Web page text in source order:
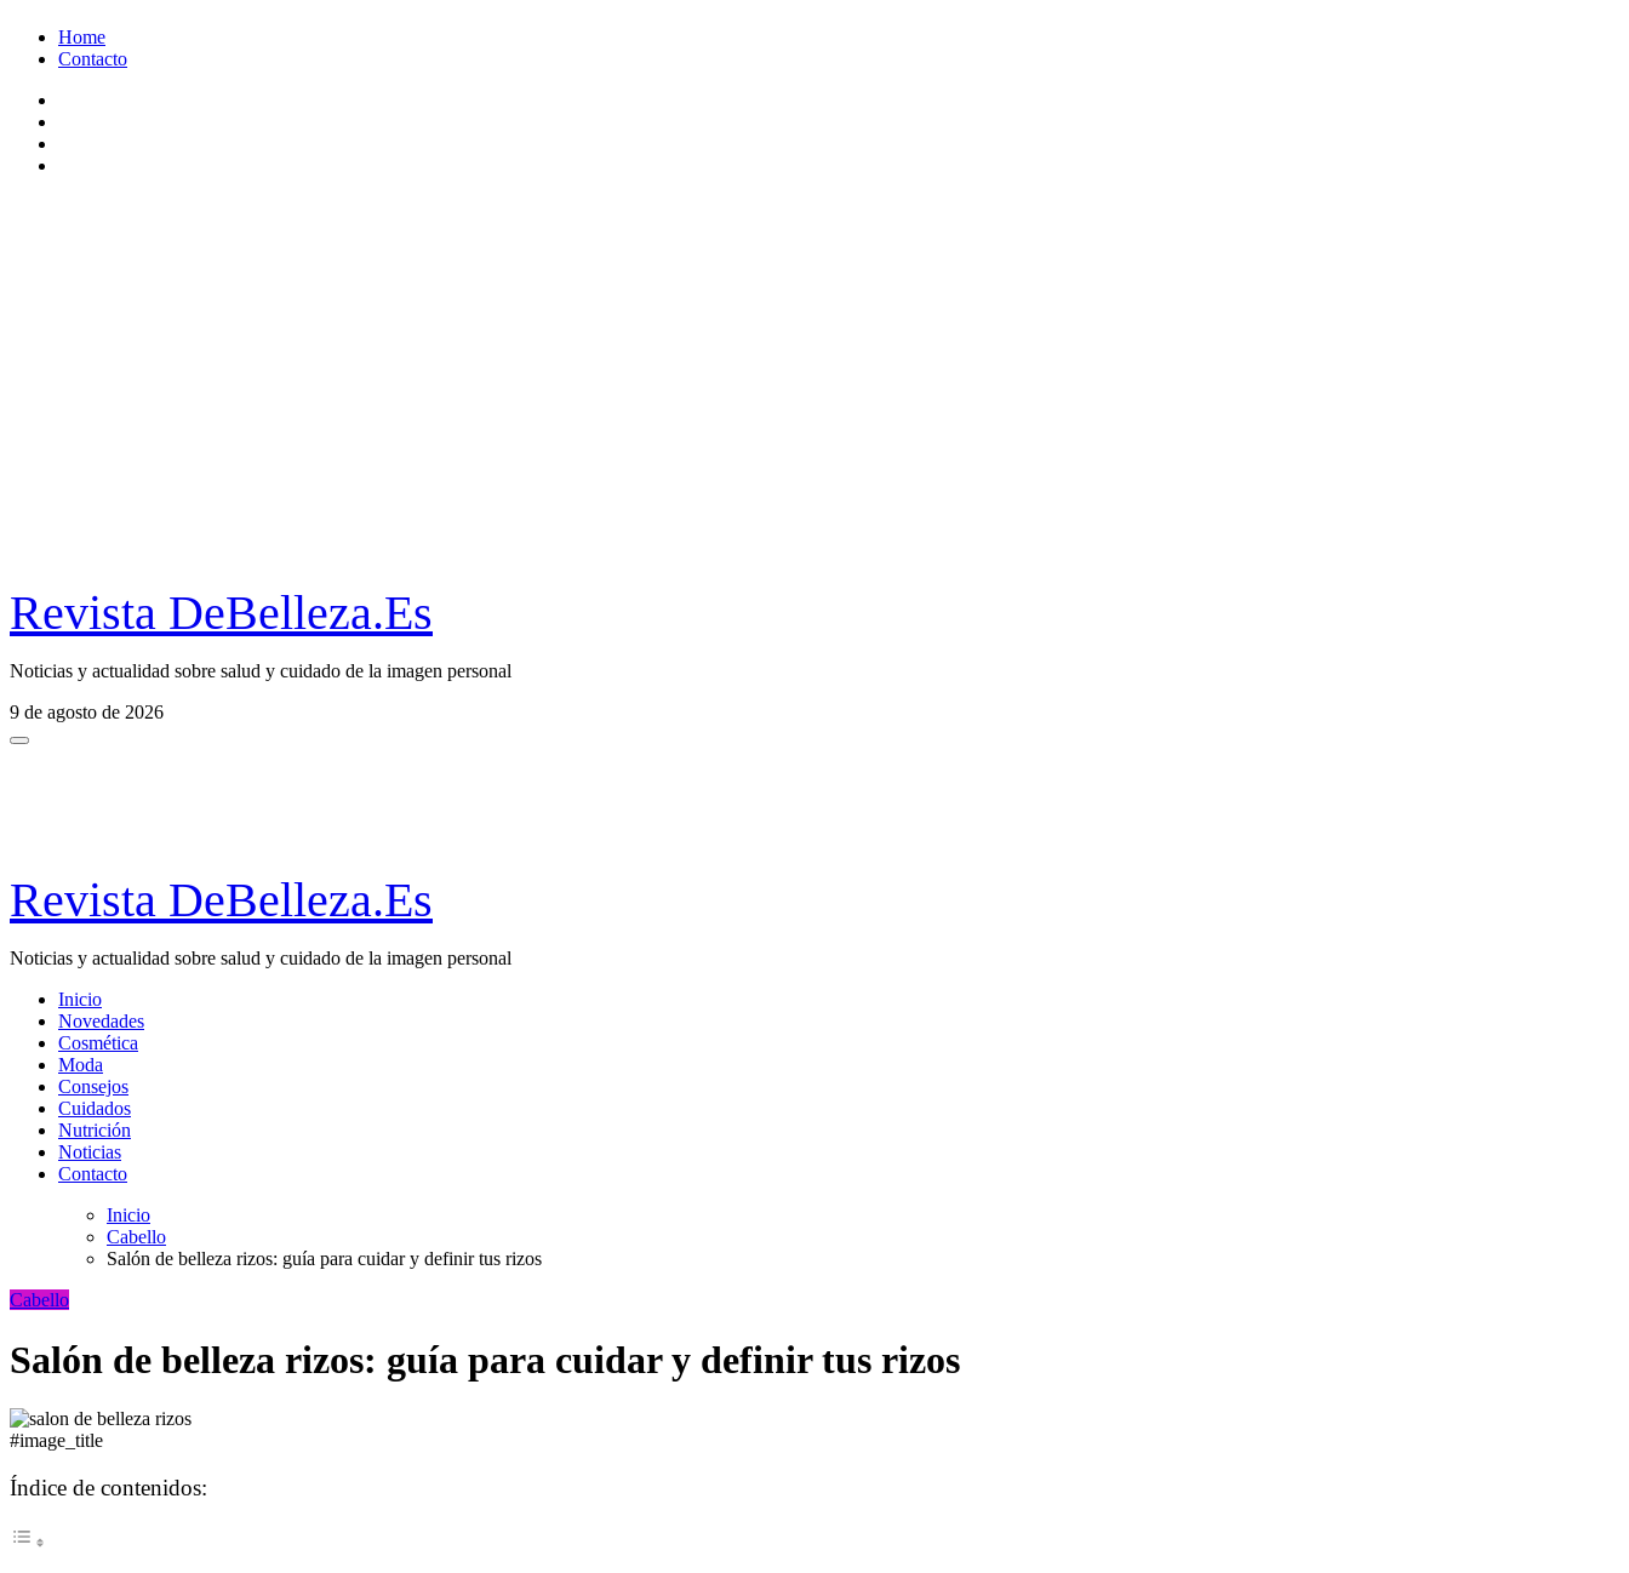
Home
Contacto
Revista DeBelleza.Es
Noticias y actualidad sobre salud y cuidado de la imagen personal
9 de agosto de 2026
Revista DeBelleza.Es
Noticias y actualidad sobre salud y cuidado de la imagen personal
Inicio
Novedades
Cosmética
Moda
Consejos
Cuidados
Nutrición
Noticias
Contacto
Inicio
Cabello
Salón de belleza rizos: guía para cuidar y definir tus rizos
Cabello
Salón de belleza rizos: guía para cuidar y definir tus rizos
#image_title
Índice de contenidos: